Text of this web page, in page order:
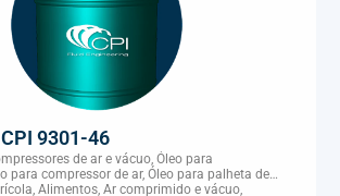
9301-46
de ar e vácuo, Óleo para
para compressor de ar, Óleo para palheta de
climatização e compressores
Alimentos, Ar comprimido e vácuo,